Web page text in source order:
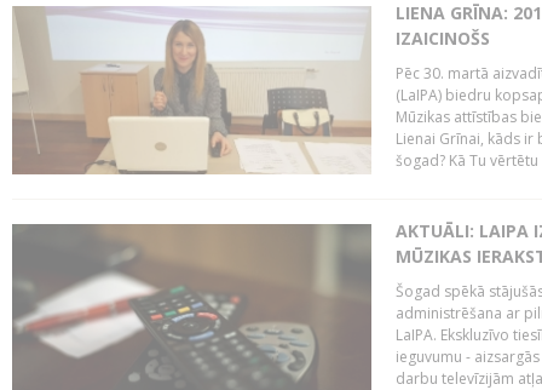
LIENA GRĪNA:
IZAICINOŠS
Pēc 30. martā
(LaIPA) biedru
Mūzikas attīstības
Lienai Grīnai, kāds ir
šogad? Kā Tu
AKTUĀLI: LAIPA
MŪZIKAS
Šogad spēkā
administrēšana ar
LaIPA. Ekskluzīvo
ieguvumu -
darbu televīzijām